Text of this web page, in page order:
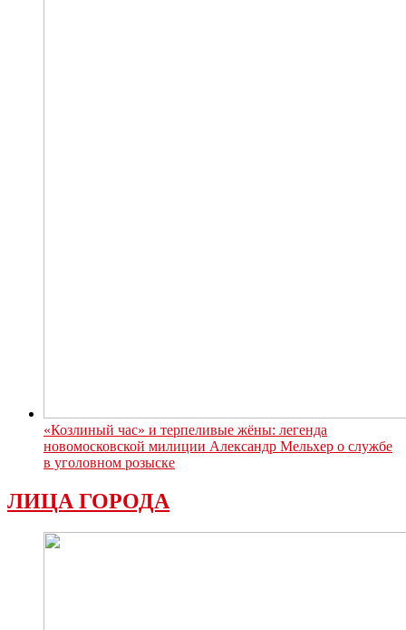
«Козлиный час» и терпеливые жёны: легенда
новомосковской милиции Александр Мельхер о службе
в уголовном розыске
ЛИЦА ГОРОДА